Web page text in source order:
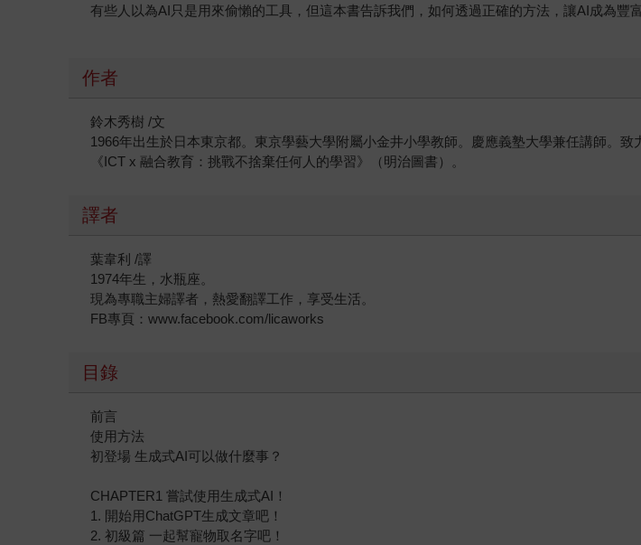
有些人以為AI只是用來偷懶的工具，但這本書告訴我們，如何透過正確的方法，讓AI成為豐
作者
鈴木秀樹 /文
1966年出生於日本東京都。東京學藝大學附屬小金井小學教師。慶應義塾大學兼任講師。
《ICT x 融合教育：挑戰不捨棄任何人的學習》（明治圖書）。
譯者
葉韋利 /譯
1974年生，水瓶座。
現為專職主婦譯者，熱愛翻譯工作，享受生活。
FB專頁：www.facebook.com/licaworks
目錄
前言
使用方法
初登場 生成式AI可以做什麼事？
CHAPTER1 嘗試使用生成式AI！
1. 開始用ChatGPT生成文章吧！
2. 初級篇 一起幫寵物取名字吧！